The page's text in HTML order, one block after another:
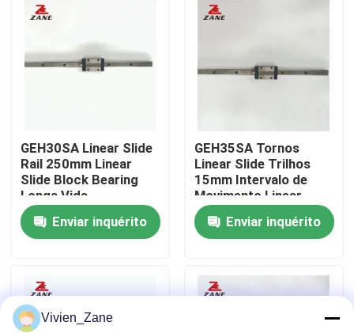
Fábrica
Controle de Qualidade
notícias
Todos os casos
Guia linear
GEH30SA Linear Slide
Rail 250mm Linear
Slide Block Bearing
Longa Vida
Operacional
Enviar inquérito
GEH35SA Tornos
Linear Slide Trilhos
15mm Intervalo de
Movimento Linear
Trilhos GEH35CA
Enviar inquérito
Vivien_Zane